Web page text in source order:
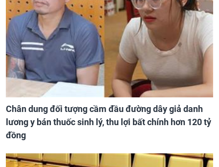
Chân dung đối tượng cầm đầu đường dây giả danh
lương y bán thuốc sinh lý, thu lợi bất chính hơn 120 tỷ
đồng